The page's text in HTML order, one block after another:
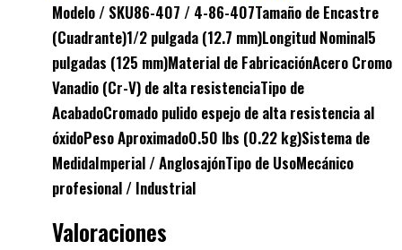
Modelo / SKU86-407 / 4-86-407Tamaño de Encastre
(Cuadrante)1/2 pulgada (12.7 mm)Longitud Nominal5
pulgadas (125 mm)Material de FabricaciónAcero Cromo
Vanadio (Cr-V) de alta resistenciaTipo de
AcabadoCromado pulido espejo de alta resistencia al
óxidoPeso Aproximado0.50 lbs (0.22 kg)Sistema de
MedidaImperial / AnglosajónTipo de UsoMecánico
profesional / Industrial
Valoraciones